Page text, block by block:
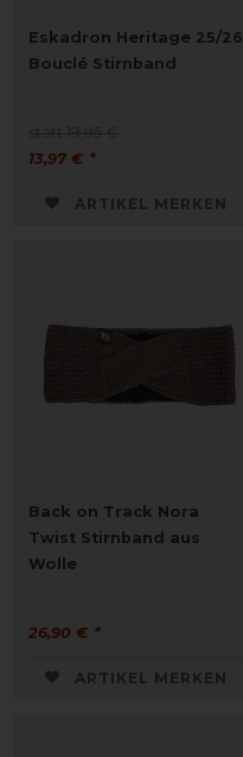
Eskadron Heritage 25/26
Bouclé Stirnband
13,97 € *
ARTIKEL MERKEN
Back on Track Nora
Twist Stirnband aus
Wolle
26,90 € *
ARTIKEL MERKEN